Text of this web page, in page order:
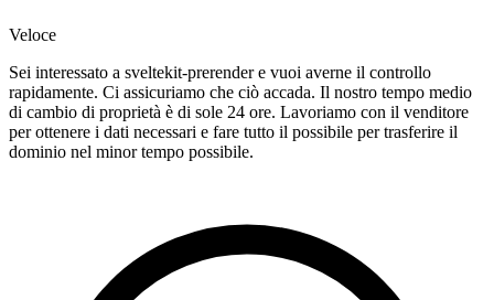
Veloce
Sei interessato a sveltekit-prerender e vuoi averne il controllo
rapidamente. Ci assicuriamo che ciò accada. Il nostro tempo medio
di cambio di proprietà è di sole 24 ore. Lavoriamo con il venditore
per ottenere i dati necessari e fare tutto il possibile per trasferire il
dominio nel minor tempo possibile.